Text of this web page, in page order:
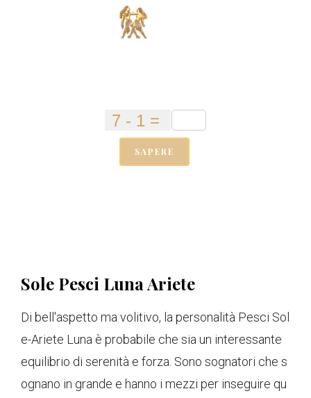
SAPERE
Sole Pesci Luna Ariete
Di bell'aspetto ma volitivo, la personalità Pesci Sol
e-Ariete Luna è probabile che sia un interessante
equilibrio di serenità e forza. Sono sognatori che s
ognano in grande e hanno i mezzi per inseguire qu